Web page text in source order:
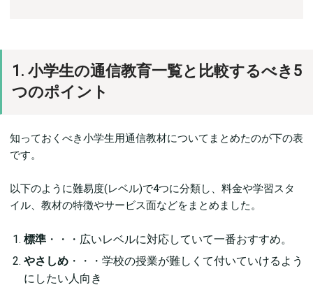
1. 小学生の通信教育一覧と比較するべき5
つのポイント
知っておくべき小学生用通信教材についてまとめたのが下の表
です。
以下のように難易度(レベル)で4つに分類し、料金や学習スタ
イル、教材の特徴やサービス面などをまとめました。
標準 ・・・広いレベルに対応していて一番おすすめ。
やさしめ ・・・学校の授業が難しくて付いていけるよう
にしたい人向き